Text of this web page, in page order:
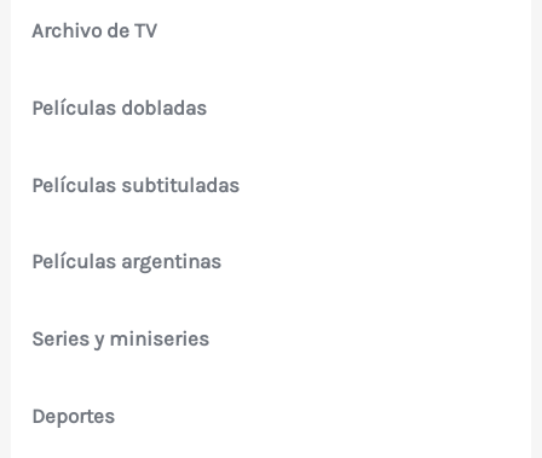
Archivo de TV
Películas dobladas
Películas subtituladas
Películas argentinas
Series y miniseries
Deportes